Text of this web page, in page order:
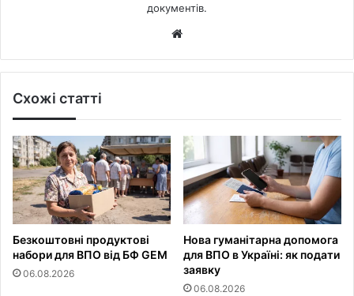
документів.
Схожі статті
Безкоштовні продуктові
набори для ВПО від БФ GEM
06.08.2026
Нова гуманітарна допомога
для ВПО в Україні: як подати
заявку
06.08.2026